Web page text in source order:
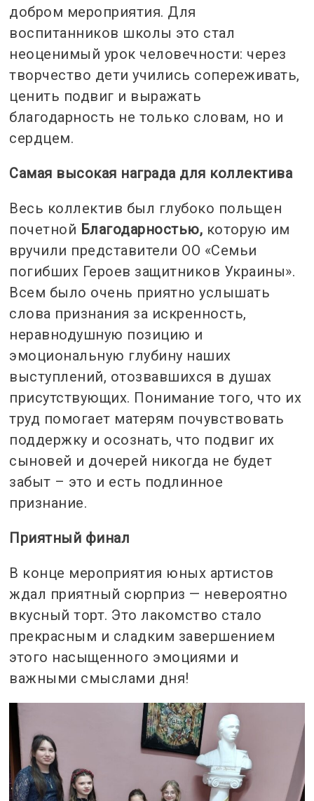
добром мероприятия. Для
воспитанников школы это стал
неоценимый урок человечности: через
творчество дети учились сопереживать,
ценить подвиг и выражать
благодарность не только словам, но и
сердцем.
Самая высокая награда для коллектива
Весь коллектив был глубоко польщен
почетной Благодарностью, которую им
вручили представители ОО «Семьи
погибших Героев защитников Украины».
Всем было очень приятно услышать
слова признания за искренность,
неравнодушную позицию и
эмоциональную глубину наших
выступлений, отозвавшихся в душах
присутствующих. Понимание того, что их
труд помогает матерям почувствовать
поддержку и осознать, что подвиг их
сыновей и дочерей никогда не будет
забыт – это и есть подлинное
признание.
Приятный финал
В конце мероприятия юных артистов
ждал приятный сюрприз — невероятно
вкусный торт. Это лакомство стало
прекрасным и сладким завершением
этого насыщенного эмоциями и
важными смыслами дня!